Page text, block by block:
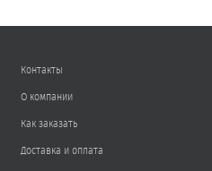
Контакты
О компании
Как заказать
Доставка и оплата